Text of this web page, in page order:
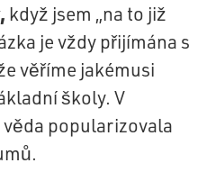
když jsem „na to již
je vždy přijímána s
věříme jakémusi
školy. V
popularizovala